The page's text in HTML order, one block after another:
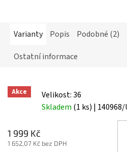
Varianty Popis Podobné (2)
Ostatní informace
Akce
Velikost: 36
Skladem (1 ks) |
1 999 Kč
1 652,07 Kč bez DPH